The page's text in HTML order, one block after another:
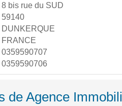
8 bis rue du SUD
59140
DUNKERQUE
FRANCE
0359590707
0359590706
de Agence